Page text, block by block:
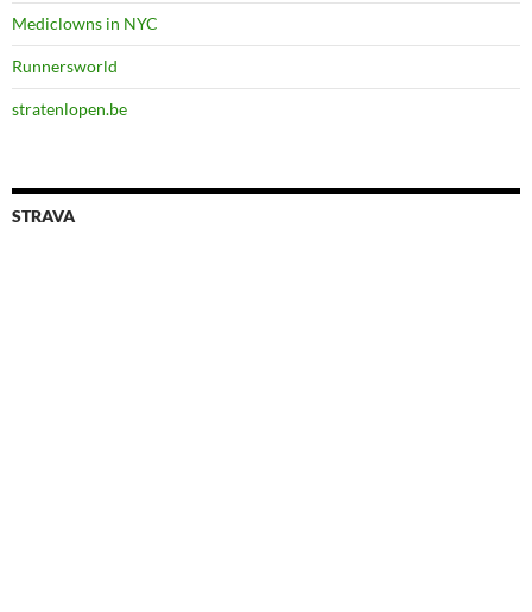
Mediclowns in NYC
Runnersworld
stratenlopen.be
STRAVA